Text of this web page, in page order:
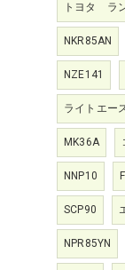
トヨタ ラ
NKR85AN
NZE141
ライトエー
MK36A
NNP10
SCP90
NPR85YN